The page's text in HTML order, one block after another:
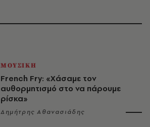
ΜΟΥΣΙΚΗ
French Fry: «Χάσαμε τον
αυθορμητισμό στο να πάρουμε
ρίσκα»
Δημήτρης Αθανασιάδης